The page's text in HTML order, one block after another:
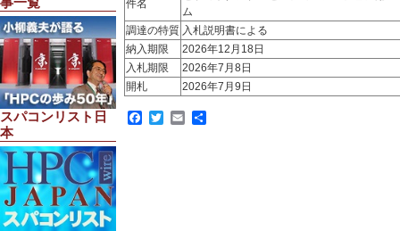
スパコンリスト日
本
件名
ム
調達の特質 入札説明書による
納入期限
2026年12月18日
入札期限
2026年7月8日
開札
2026年7月9日
Facebook
TwitterEmail
共